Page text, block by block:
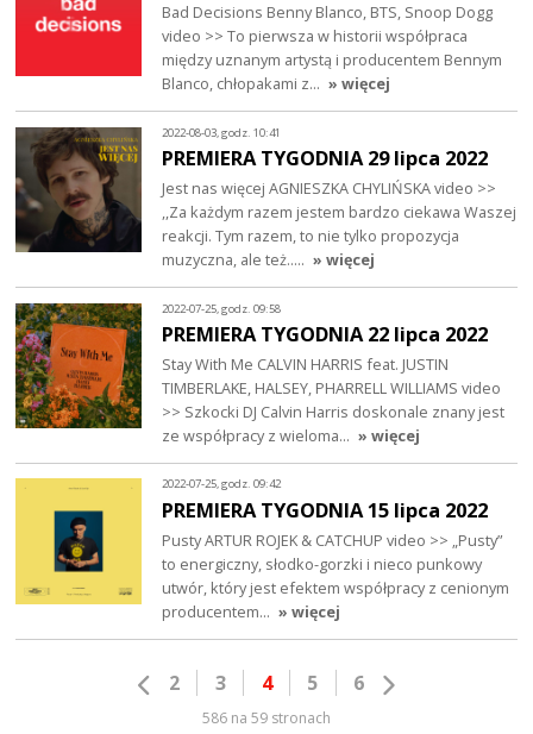
Bad Decisions Benny Blanco, BTS, Snoop Dogg
video >> To pierwsza w historii współpraca
między uznanym artystą i producentem Bennym
Blanco, chłopakami z… » więcej
2022-08-03, godz. 10:41
PREMIERA TYGODNIA 29 lipca 2022
Jest nas więcej AGNIESZKA CHYLIŃSKA video >>
,,Za każdym razem jestem bardzo ciekawa Waszej
reakcji. Tym razem, to nie tylko propozycja
muzyczna, ale też..… » więcej
2022-07-25, godz. 09:58
PREMIERA TYGODNIA 22 lipca 2022
Stay With Me CALVIN HARRIS feat. JUSTIN
TIMBERLAKE, HALSEY, PHARRELL WILLIAMS video
>> Szkocki DJ Calvin Harris doskonale znany jest
ze współpracy z wieloma… » więcej
2022-07-25, godz. 09:42
PREMIERA TYGODNIA 15 lipca 2022
Pusty ARTUR ROJEK & CATCHUP video >> „Pusty”
to energiczny, słodko-gorzki i nieco punkowy
utwór, który jest efektem współpracy z cenionym
producentem… » więcej
2 3 4 5 6
586 na 59 stronach